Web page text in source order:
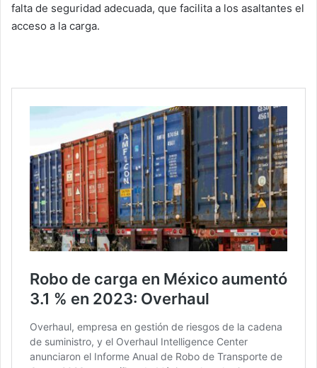
falta de seguridad adecuada, que facilita a los asaltantes el
acceso a la carga.